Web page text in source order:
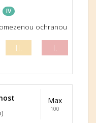
IV
ochranou
II. I.
Max
100